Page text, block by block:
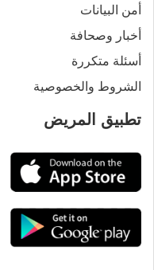
أمن البيانات
أخبار وصحافة
أسئلة متكررة
الشروط والخصوصية
تطبيق المريض